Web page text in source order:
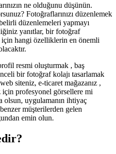
ne olduğunu düşünün.
Fotoğraflarınızı düzenlemek
düzenlemeleri yapmayı
yanıtlar, bir fotoğraf
için hangi özelliklerin en önemli
resmi oluşturmak , baş
bir fotoğraf kolajı tasarlamak
siteniz, e-ticaret mağazanız ,
için profesyonel görsellere mi
olsun, uygulamanın ihtiyaç
müşterilerden gelen
emin olun.